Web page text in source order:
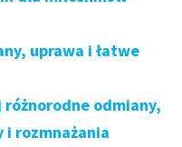
uprawa i łatwe
odmiany,
i rozmnażania